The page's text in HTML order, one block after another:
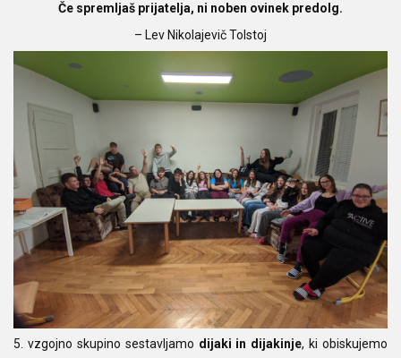
Če spremljaš prijatelja, ni noben ovinek predolg.
– Lev Nikolajevič Tolstoj
5. vzgojno skupino sestavljamo dijaki in dijakinje, ki obiskujemo